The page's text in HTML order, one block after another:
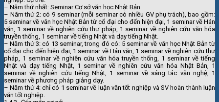
– Năm thứ nhất: Seminar Cơ sở văn học Nhật Bản
– Năm thứ 2: có 9 seminar (mỗi seminar có nhiều GV phụ trách), bao gồm:
5 seminar về văn học Nhật Bản từ cổ đại cho đến hiện đại, 1 seminar về Hán
văn, 1 seminar về nghiên cứu thư pháp, 1 seminar về nghiên cứu văn hóa
truyền thống, 1 seminar về tiếng Nhật và dạy tiếng Nhật.
– Năm thứ 3: có 13 seminar, trong đó có: 5 seminar về văn học Nhật Bản từ
cổ đại cho đến hiện đại, 1 seminar về Hán văn, 1 seminar về nghiên cứu thư
pháp, 1 seminar về nghiên cứu văn hóa truyền thống, 1 seminar về tiếng
Nhật và dạy tiếng Nhật, 1 seminar về nghiên cứu văn hóa Nhật Bản, 1
seminar về nghiên cứu tiếng Nhật, 1 seminar về sáng tác văn nghệ, 1
seminar về phương pháp giảng dạy.
– Năm thứ 4: chỉ có 1 seminar về luận văn tốt nghiệp và SV hoàn thành luận
văn tốt nghiệp.